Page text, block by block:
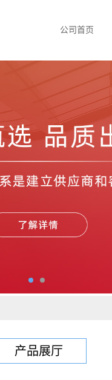
公司首页
产品展厅